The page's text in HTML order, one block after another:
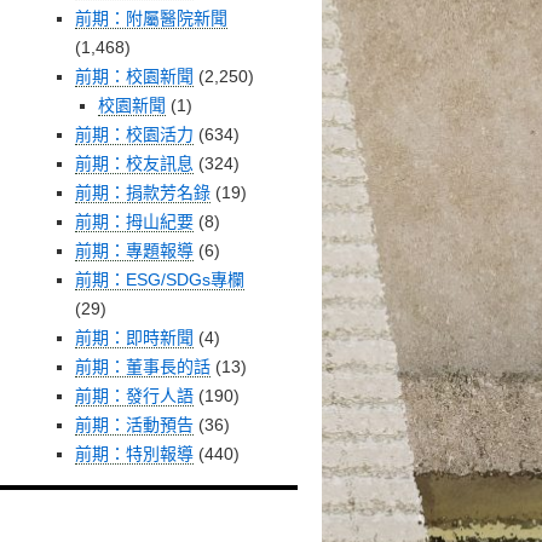
前期：附屬醫院新聞
(1,468)
前期：校園新聞 (2,250)
校園新聞 (1)
前期：校園活力 (634)
前期：校友訊息 (324)
前期：捐款芳名錄 (19)
前期：拇山紀要 (8)
前期：專題報導 (6)
前期：ESG/SDGs專欄
(29)
前期：即時新聞 (4)
前期：董事長的話 (13)
前期：發行人語 (190)
前期：活動預告 (36)
前期：特別報導 (440)